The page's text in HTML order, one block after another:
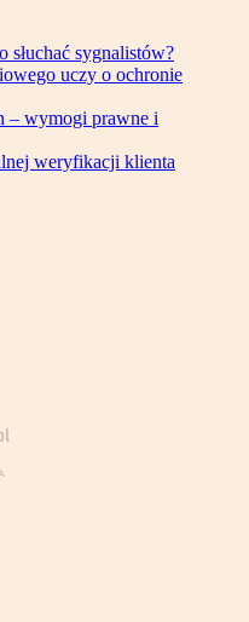
słuchać sygnalistów?
uczy o ochronie
– wymogi prawne i
weryfikacji klienta